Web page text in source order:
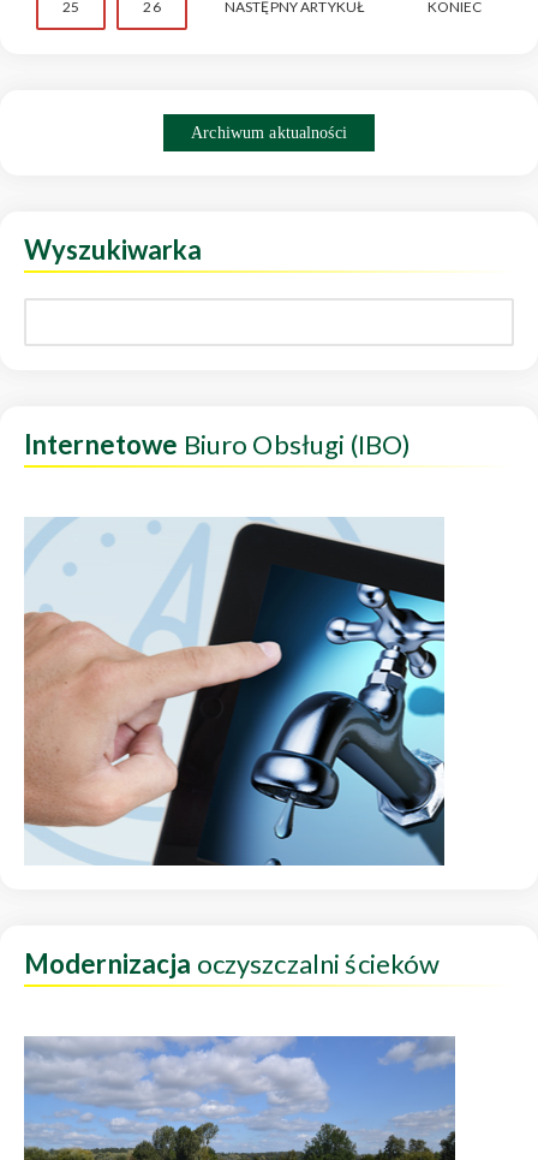
25 26 NASTĘPNY ARTYKUŁ KONIEC
Archiwum aktualności
Wyszukiwarka
Internetowe Biuro Obsługi (IBO)
Modernizacja oczyszczalni ścieków